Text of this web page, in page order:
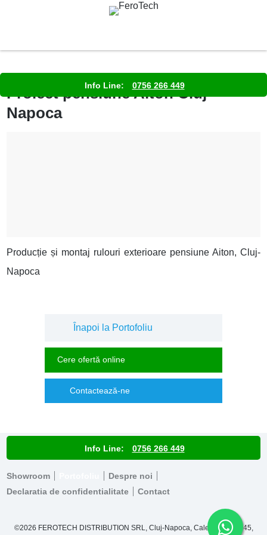
Info Line: 0756 266 449
Proiect pensiune Aiton Cluj-
Napoca
Producție și montaj rulouri exterioare pensiune Aiton, Cluj-
Napoca
Înapoi la Portofoliu
Cere ofertă online
Contactează-ne
Info Line: 0756 266 449
Showroom
Despre noi
Declaratia de confidentialitate
Contact
©2026 FEROTECH DISTRIBUTION SRL, Cluj-Napoca, Calea Baciului 45,